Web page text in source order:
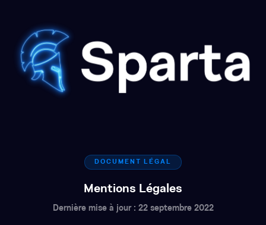
DOCUMENT LÉGAL
Mentions Légales
Dernière mise à jour : 22 septembre 2022